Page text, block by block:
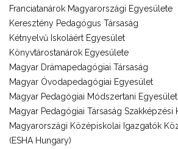
Franciatanárok Magyarországi Egyesülete
Keresztény Pedagógus Társaság
Kétnyelvű Iskoláért Egyesület
Könyvtárostanárok Egyesülete
Magyar Drámapedagógiai Társaság
Magyar Óvodapedagógiai Egyesület
Magyar Pedagógiai Módszertani Egyesület
Magyar Pedagógiai Társaság Szakképzési
Magyarországi Középiskolai Igazgatók
(ESHA Hungary)